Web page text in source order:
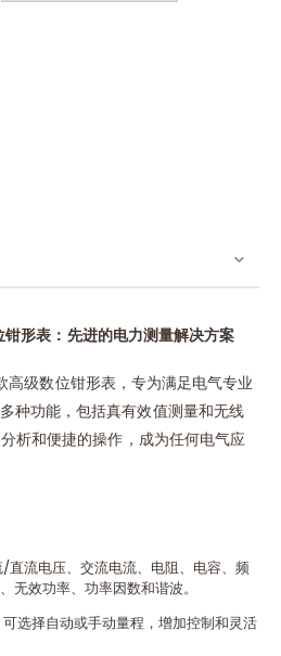
钳形表：先进的电力测量解决方案
高级数位钳形表，专为满足电气专业
种功能，包括真有效值测量和无线
析和便捷的操作，成为任何电气应
直流电压、交流电流、电阻、电容、频
无效功率、功率因数和谐波。
可选择自动或手动量程，增加控制和灵活